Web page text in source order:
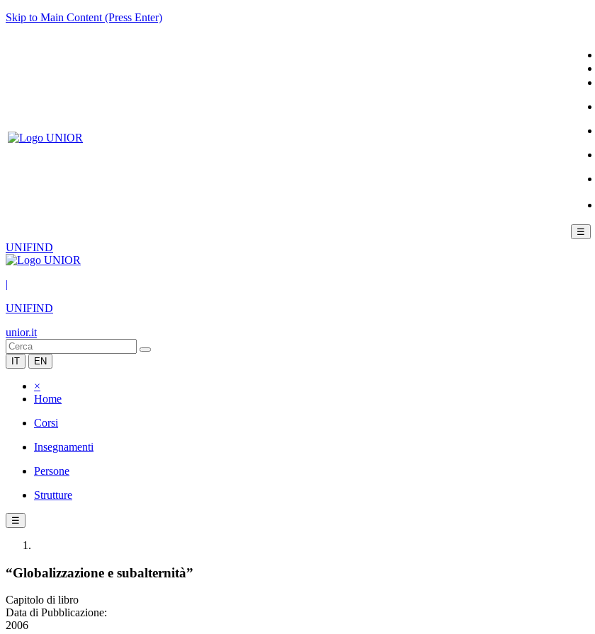
Skip to Main Content (Press Enter)
☰
UNIFIND
|
UNIFIND
unior.it
IT EN
×
Home
Corsi
Insegnamenti
Persone
Strutture
☰
“Globalizzazione e subalternità”
Capitolo di libro
Data di Pubblicazione:
2006